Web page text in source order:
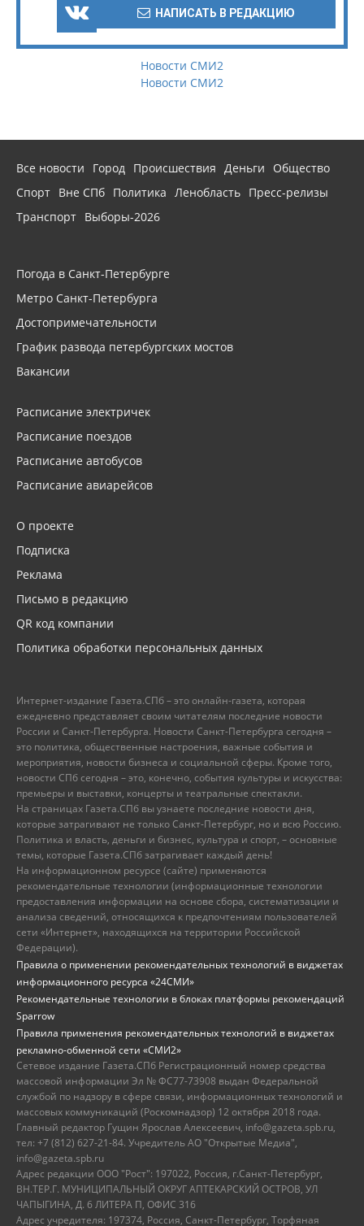
НАПИСАТЬ В РЕДАКЦИЮ
Новости СМИ2
Новости СМИ2
Все новости Город Происшествия Деньги
Общество
Спорт Вне СПб Политика Ленобласть Пресс-релизы
Транспорт Выборы-2026
Погода в Санкт-Петербурге
Метро Санкт-Петербурга
Достопримечательности
График развода петербургских мостов
Вакансии
Расписание электричек
Расписание поездов
Расписание автобусов
Расписание авиарейсов
О проекте
Подписка
Реклама
Письмо в редакцию
QR код компании
Политика обработки персональных данных
Интернет-издание Газета.СПб – это онлайн-газета, которая
ежедневно представляет своим читателям последние новости
России и Санкт-Петербурга. Новости Санкт-Петербурга сегодня –
это политика, общественные настроения, важные события и
мероприятия, новости бизнеса и социальной сферы. Кроме того,
новости СПб сегодня – это, конечно, события культуры и искусства:
премьеры и выставки, концерты и театральные спектакли.
На страницах Газета.СПб вы узнаете последние новости дня,
которые затрагивают не только Санкт-Петербург, но и всю Россию.
Политика и власть, деньги и бизнес, культура и спорт, – основные
темы, которые Газета.СПб затрагивает каждый день!
На информационном ресурсе (сайте) применяются
рекомендательные технологии (информационные технологии
предоставления информации на основе сбора, систематизации и
анализа сведений, относящихся к предпочтениям пользователей
сети «Интернет», находящихся на территории Российской
Федерации).
Правила о применении рекомендательных технологий в виджетах
информационного ресурса «24СМИ»
Рекомендательные технологии в блоках платформы рекомендаций
Sparrow
Правила применения рекомендательных технологий в виджетах
рекламно-обменной сети «СМИ2»
Сетевое издание Газета.СПб Регистрационный номер средства
массовой информации Эл № ФС77-73908 выдан Федеральной
службой по надзору в сфере связи, информационных технологий и
массовых коммуникаций (Роскомнадзор) 12 октября 2018 года.
Главный редактор Гущин Ярослав Алексеевич, info@gazeta.spb.ru,
тел: +7 (812) 627-21-84. Учредитель АО "Открытые Медиа",
info@gazeta.spb.ru
Адрес редакции ООО "Рост": 197022, Россия, г.Санкт-Петербург,
ВН.ТЕР.Г. МУНИЦИПАЛЬНЫЙ ОКРУГ АПТЕКАРСКИЙ ОСТРОВ, УЛ
ЧАПЫГИНА, Д. 6 ЛИТЕРА П, ОФИС 316
Адрес учредителя: 197374, Россия, Санкт-Петербург, Торфяная